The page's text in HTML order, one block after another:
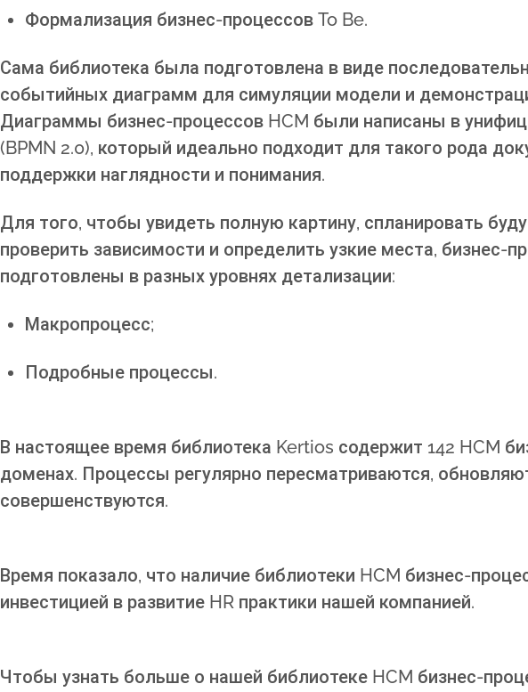
Формализация бизнес-процессов To Be.
Сама библиотека была подготовлена ​​в виде
событийных диаграмм для симуляции модели и
Диаграммы бизнес-процессов HCM были написаны в
(BPMN 2.0), который идеально подходит для такого рода
поддержки наглядности и понимания.
Для того, чтобы увидеть полную картину, спланировать
проверить зависимости и определить узкие места, бизнес-
подготовлены в разных уровнях детализации:
Макропроцесс;
Подробные процессы.
В настоящее время библиотека Kertios содержит 142 HCM
доменах. Процессы регулярно пересматриваются,
совершенствуются.
Время показало, что наличие библиотеки HCM бизнес-
инвестицией в развитие HR практики нашей компанией.
Чтобы узнать больше о нашей библиотеке HCM бизнес-